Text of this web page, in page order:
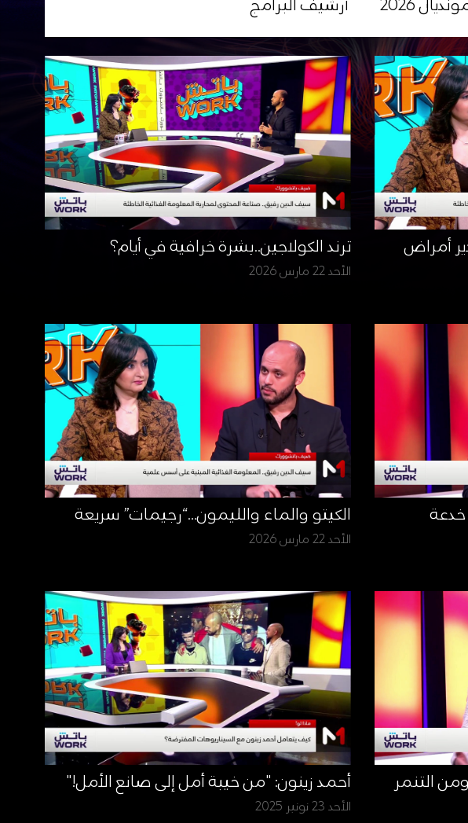
2026 أرشيف البرامج
ترند الكولاجين..بشرة خرافية في أيام؟
الأحد 22 مارس 2026
أمراض
الكيتو والماء والليمون…“رجيمات” سريعة
الأحد 22 مارس 2026
خدعة
أحمد زينون: "من خيبة أمل إلى صانع الأمل!"
الأحد 23 نونبر 2025
التنمر